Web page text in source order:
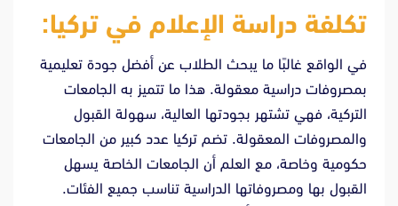
تكلفة دراسة الإعلام في تركيا:
في الواقع غالبًا ما يبحث الطلاب عن أفضل جودة تعليمية
بمصروفات دراسية معقولة. هذا ما تتميز به الجامعات
التركية، فهي تشتهر بجودتها العالية، سهولة القبول
والمصروفات المعقولة. تضم تركيا عدد كبير من الجامعات
حكومية وخاصة، مع العلم أن الجامعات الخاصة يسهل
القبول بها ومصروفاتها الدراسية تناسب جميع الفئات.